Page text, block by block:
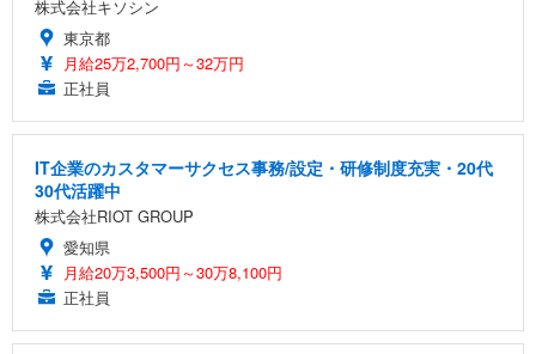
株式会社キソシン
東京都
月給25万2,700円～32万円
正社員
IT企業のカスタマーサクセス事務/設定・研修制度充実・20代
30代活躍中
株式会社RIOT GROUP
愛知県
月給20万3,500円～30万8,100円
正社員